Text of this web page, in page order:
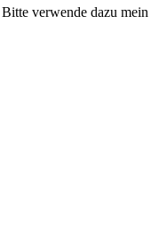
verwende dazu mein